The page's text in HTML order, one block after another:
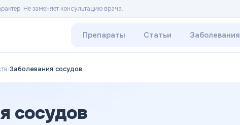
Не заменяет консультацию врача.
Препараты Статьи Заболевания
›Заболевания сосудов
сосудов